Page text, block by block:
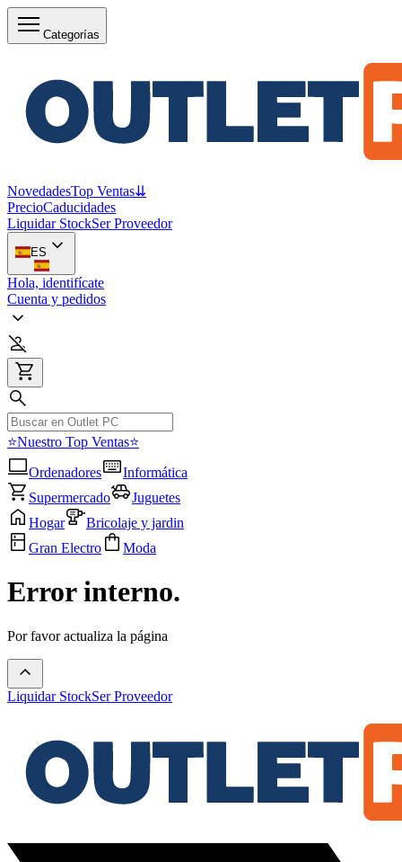
Categorías
NovedadesTop Ventas⇊
PrecioCaducidades
Liquidar StockSer Proveedor
ES
Hola, identifícate
Cuenta y pedidos
⭐Nuestro Top Ventas⭐
Ordenadores
Informática
Supermercado
Juguetes
Hogar
Bricolaje y jardin
Gran Electro
Moda
Error interno.
Por favor actualiza la página
Liquidar StockSer Proveedor